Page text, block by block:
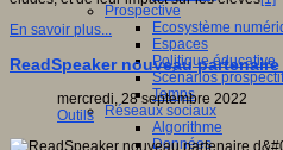
Prospective
Ecosystème
Espaces
Politique éducative
Scénarios
Temps
Réseaux sociaux
Algorithme
Données
En savoir plus...
ReadSpeaker nouveau
mercredi, 28 septembre 2022
Outils